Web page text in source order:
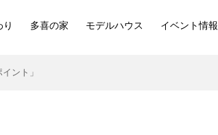
多喜の家 モデルハウス イベント情報
ント」